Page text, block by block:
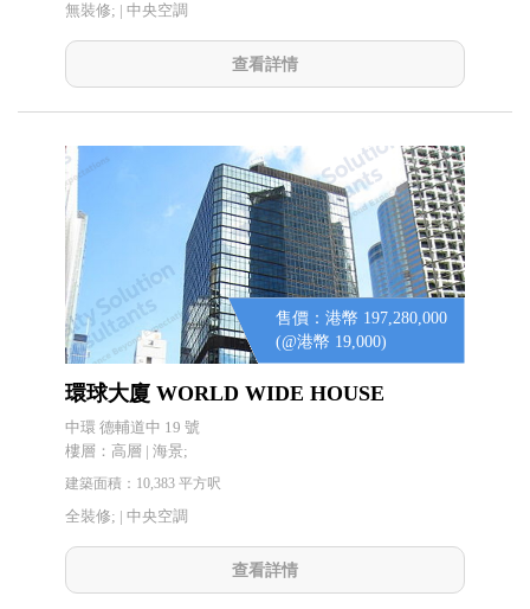
無裝修; | 中央空調
查看詳情
售價：港幣 197,280,000
(@港幣 19,000)
環球大廈 WORLD WIDE HOUSE
中環 德輔道中 19 號
樓層：高層 | 海景;
建築面積：10,383 平方呎
全裝修; | 中央空調
查看詳情